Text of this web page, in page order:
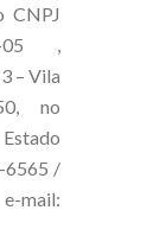
CNPJ
05 ,
– Vila
no
6565 /